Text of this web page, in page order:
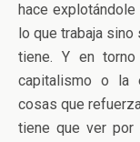
hace
lo que trabaja sino
tiene. Y en
capitalismo o la
cosas que
tiene que ver por